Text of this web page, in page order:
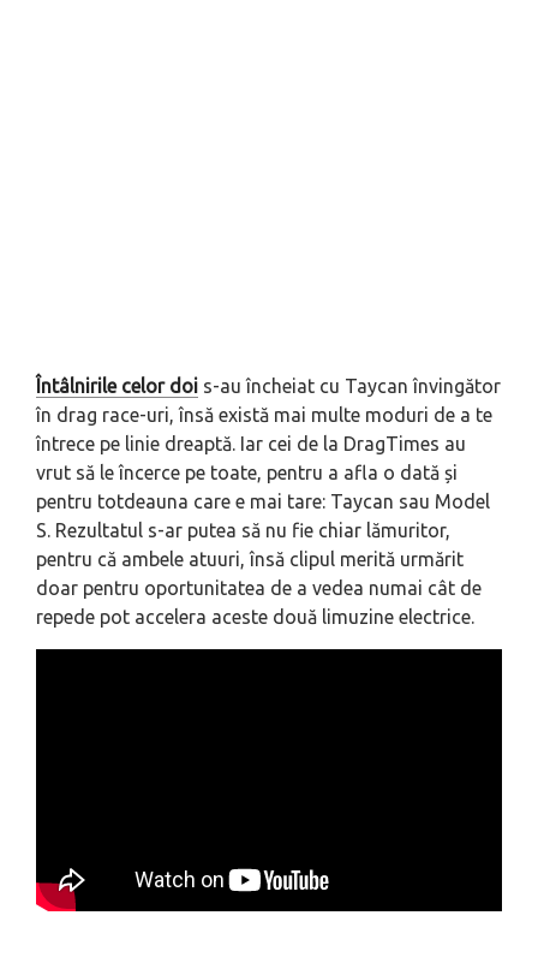
Întâlnirile celor doi s-au încheiat cu Taycan învingător
în drag race-uri, însă există mai multe moduri de a te
întrece pe linie dreaptă. Iar cei de la DragTimes au
vrut să le încerce pe toate, pentru a afla o dată și
pentru totdeauna care e mai tare: Taycan sau Model
S. Rezultatul s-ar putea să nu fie chiar lămuritor,
pentru că ambele atuuri, însă clipul merită urmărit
doar pentru oportunitatea de a vedea numai cât de
repede pot accelera aceste două limuzine electrice.